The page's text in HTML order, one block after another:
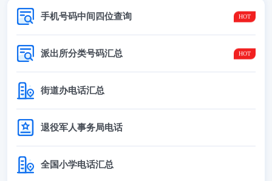
手机号码中间四位查询
派出所分类号码汇总
街道办电话汇总
退役军人事务局电话
全国小学电话汇总